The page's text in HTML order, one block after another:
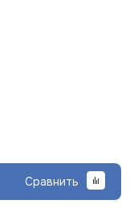
Сравнить